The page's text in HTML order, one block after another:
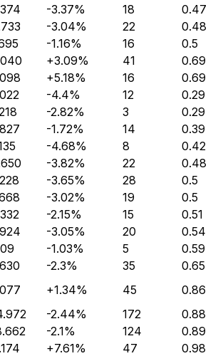
-3.37% 18
0.47
-3.04% 22
0.48
-1.16% 16
0.5
+3.09% 41
0.69
+5.18% 16
0.69
-4.4% 12
0.29
-2.82% 3
0.29
-1.72% 14
0.39
-4.68% 8
0.42
-3.82% 22
0.48
-3.65% 28
0.5
-3.02% 19
0.5
-2.15% 15
0.51
-3.05% 20
0.54
-1.03% 5
0.59
-2.3% 35
0.65
+1.34% 45
0.86
-2.44% 172
0.88
-2.1% 124
0.89
+7.61% 47
0.98